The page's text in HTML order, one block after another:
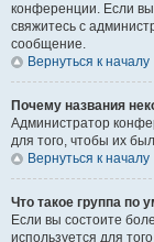
конференции. Если
свяжитесь с
сообщение.
Вернуться к началу
Почему названия
Администратор
для того, чтобы их
Вернуться к началу
Что такое группа по
Если вы состоите
используется для